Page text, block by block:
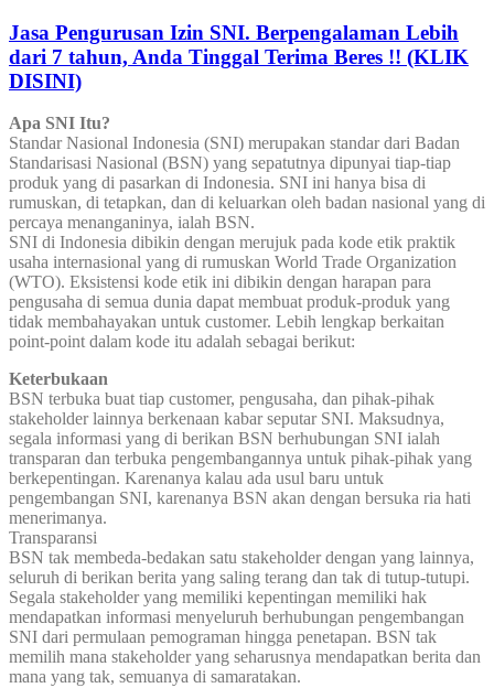
Jasa Pengurusan Izin SNI. Berpengalaman Lebih
dari 7 tahun, Anda Tinggal Terima Beres !! (KLIK
DISINI)
Apa SNI Itu?
Standar Nasional Indonesia (SNI) merupakan standar dari Badan
Standarisasi Nasional (BSN) yang sepatutnya dipunyai tiap-tiap
produk yang di pasarkan di Indonesia. SNI ini hanya bisa di
rumuskan, di tetapkan, dan di keluarkan oleh badan nasional yang di
percaya menanganinya, ialah BSN.
SNI di Indonesia dibikin dengan merujuk pada kode etik praktik
usaha internasional yang di rumuskan World Trade Organization
(WTO). Eksistensi kode etik ini dibikin dengan harapan para
pengusaha di semua dunia dapat membuat produk-produk yang
tidak membahayakan untuk customer. Lebih lengkap berkaitan
point-point dalam kode itu adalah sebagai berikut:
Keterbukaan
BSN terbuka buat tiap customer, pengusaha, dan pihak-pihak
stakeholder lainnya berkenaan kabar seputar SNI. Maksudnya,
segala informasi yang di berikan BSN berhubungan SNI ialah
transparan dan terbuka pengembangannya untuk pihak-pihak yang
berkepentingan. Karenanya kalau ada usul baru untuk
pengembangan SNI, karenanya BSN akan dengan bersuka ria hati
menerimanya.
Transparansi
BSN tak membeda-bedakan satu stakeholder dengan yang lainnya,
seluruh di berikan berita yang saling terang dan tak di tutup-tutupi.
Segala stakeholder yang memiliki kepentingan memiliki hak
mendapatkan informasi menyeluruh berhubungan pengembangan
SNI dari permulaan pemograman hingga penetapan. BSN tak
memilih mana stakeholder yang seharusnya mendapatkan berita dan
mana yang tak, semuanya di samaratakan.